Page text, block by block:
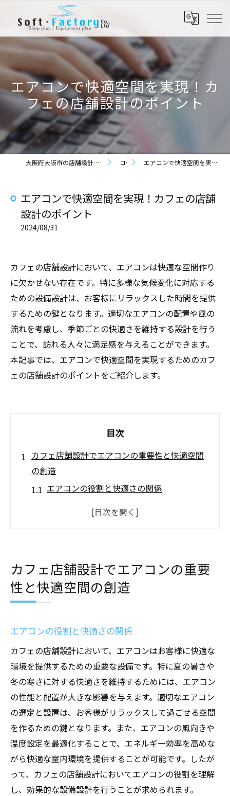
エアコンで快適空間を実現！カ
フェの店舗設計のポイント
大阪府大阪市の店舗設計なら株式会社ソフト・ファクトリー コラム エアコンで快適空間を実現！カフェの店舗設計のポイント
エアコンで快適空間を実現！カフェの店舗
設計のポイント
2024/08/31
カフェの店舗設計において、エアコンは快適な空間作り
に欠かせない存在です。特に多様な気候変化に対応する
ための設備設計は、お客様にリラックスした時間を提供
するための鍵となります。適切なエアコンの配置や風の
流れを考慮し、季節ごとの快適さを維持する設計を行う
ことで、訪れる人々に満足感を与えることができます。
本記事では、エアコンで快適空間を実現するためのカフ
ェの店舗設計のポイントをご紹介します。
目次
カフェ店舗設計でエアコンの重要性と快適空間
の創造
エアコンの役割と快適さの関係
エアコンの配置と効果的な空気循環
エアコンメンテナンスの重要性
快適なカフェを実現するためのエアコン配置の
エアコン配置の基本原則
エアコンの風向きと店舗全体の快適さ
複数エアコンの効果的な配置方法
エアコンの高さと冷暖房効率の関係
エアコンと店内装飾のバランス
カフェ店舗設計で考慮すべきエアコンの選び方
と配置方法
エアコン選びの基本知識
店舗の広さに応じたエアコンの選定
カフェ店舗設計でエアコンの重要
性と快適空間の創造
エアコンの役割と快適さの関係
カフェの店舗設計において、エアコンはお客様に快適な
環境を提供するための重要な設備です。特に夏の暑さや
冬の寒さに対する快適さを維持するためには、エアコン
の性能と配置が大きな影響を与えます。適切なエアコン
の選定と設置は、お客様がリラックスして過ごせる空間
を作るための鍵となります。また、エアコンの風向きや
温度設定を最適化することで、エネルギー効率を高めな
がら快適な室内環境を提供することが可能です。したが
って、カフェの店舗設計においてエアコンの役割を理解
し、効果的な設備設計を行うことが求められます。